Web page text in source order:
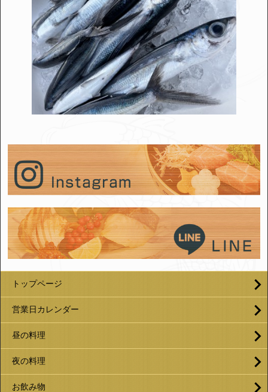
トップページ
営業日カレンダー
昼の料理
夜の料理
お飲み物